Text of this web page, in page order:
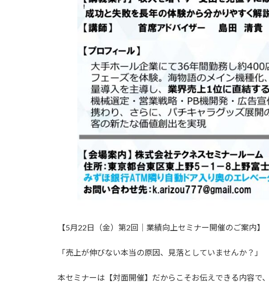
【5月22日（金）第2回｜業績向上セミナー開催のご案内】
「売上が伸びない本当の原因、見落としていませんか？」
本セミナーは【対面開催】だからこそお伝えできる内容で、